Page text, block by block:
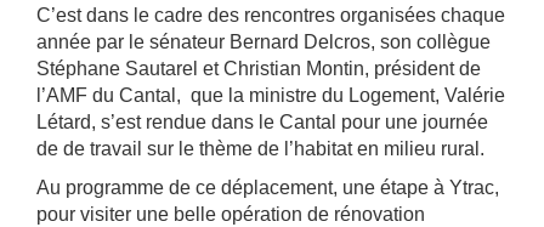
C’est dans le cadre des rencontres organisées chaque
année par le sénateur Bernard Delcros, son collègue
Stéphane Sautarel et Christian Montin, président de
l’AMF du Cantal, que la ministre du Logement, Valérie
Létard, s’est rendue dans le Cantal pour une journée
de de travail sur le thème de l’habitat en milieu rural.
Au programme de ce déplacement, une étape à Ytrac,
pour visiter une belle opération de rénovation